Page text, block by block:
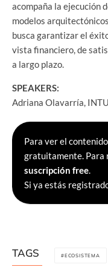
acompaña la ejecución
modelos
busca garantizar el
vista financiero, de
a largo plazo.
SPEAKERS:
Adriana Olavarría,
Para ver el
gratuitamente. Para
suscripción free.
Si ya estás
TAGS ECOSISTEMA